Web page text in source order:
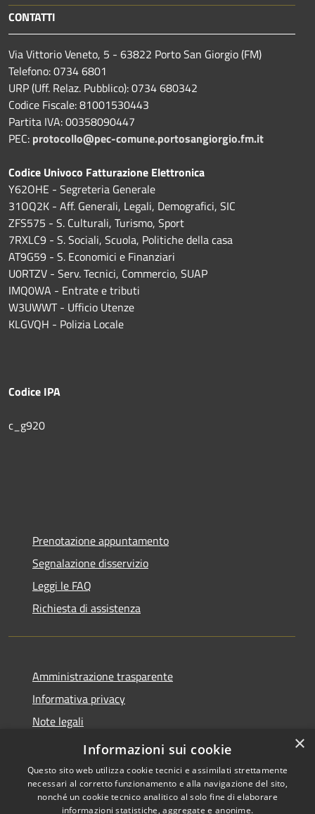
CONTATTI
Via Vittorio Veneto, 5 - 63822 Porto San Giorgio (FM)
Telefono: 0734 6801
URP (Uff. Relaz. Pubblico): 0734 680342
Codice Fiscale: 81001530443
Partita IVA: 00358090447
PEC: protocollo@pec-comune.portosangiorgio.fm.it
Codice Univoco Fatturazione Elettronica
Y62OHE - Segreteria Generale
31OQ2K - Aff. Generali, Legali, Demografici, SIC
ZFS575 - S. Culturali, Turismo, Sport
7RXLC9 - S. Sociali, Scuola, Politiche della casa
AT9G59 - S. Economici e Finanziari
U0RTZV - Serv. Tecnici, Commercio, SUAP
IMQ0WA - Entrate e tributi
W3UWWT - Ufficio Utenze
KLGVQH - Polizia Locale
Codice IPA
c_g920
Prenotazione appuntamento
Segnalazione disservizio
Leggi le FAQ
Richiesta di assistenza
Amministrazione trasparente
Informativa privacy
Note legali
Dichiarazione di accessibilità
×
Informazioni sui cookie
Questo sito web utilizza cookie tecnici e assimilati strettamente
necessari al corretto funzionamento e alla navigazione del sito,
nonché un cookie tecnico analitico al solo fine di elaborare
informazioni statistiche, aggregate e anonime.